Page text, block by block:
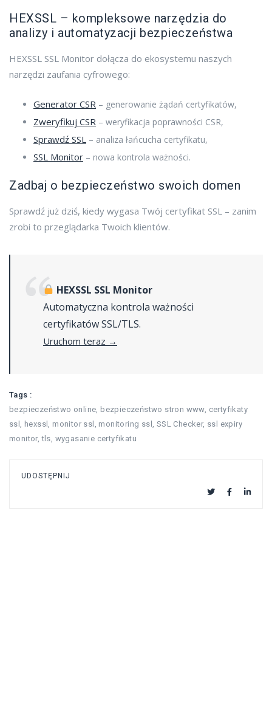
HEXSSL – kompleksowe narzędzia do
analizy i automatyzacji bezpieczeństwa
HEXSSL SSL Monitor dołącza do ekosystemu naszych
narzędzi zaufania cyfrowego:
Generator CSR – generowanie żądań certyfikatów,
Zweryfikuj CSR – weryfikacja poprawności CSR,
Sprawdź SSL – analiza łańcucha certyfikatu,
SSL Monitor – nowa kontrola ważności.
Zadbaj o bezpieczeństwo swoich domen
Sprawdź już dziś, kiedy wygasa Twój certyfikat SSL – zanim
zrobi to przeglądarka Twoich klientów.
HEXSSL SSL Monitor
Automatyczna kontrola ważności
certyfikatów SSL/TLS.
Uruchom teraz →
Tags :
bezpieczeństwo online bezpieczeństwo stron www, certyfikaty
ssl hexssl monitor ssl monitoring ssl SSL Checker, ssl expiry
monitor,tls wygasanie certyfikatu
UDOSTĘPNIJ